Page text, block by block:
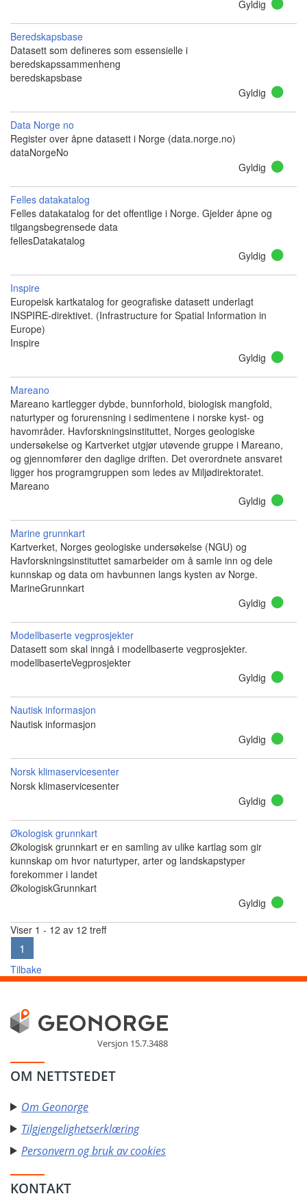
Gyldig
Beredskapsbase
Datasett som defineres som essensielle i
beredskapssammenheng
beredskapsbase
Gyldig
Data Norge no
Register over åpne datasett i Norge (data.norge.no)
dataNorgeNo
Gyldig
Felles datakatalog
Felles datakatalog for det offentlige i Norge. Gjelder åpne og
tilgangsbegrensede data
fellesDatakatalog
Gyldig
Inspire
Europeisk kartkatalog for geografiske datasett underlagt
INSPIRE-direktivet. (Infrastructure for Spatial Information in
Europe)
Inspire
Gyldig
Mareano
Mareano kartlegger dybde, bunnforhold, biologisk mangfold,
naturtyper og forurensning i sedimentene i norske kyst- og
havområder. Havforskningsinstituttet, Norges geologiske
undersøkelse og Kartverket utgjør utøvende gruppe i Mareano,
og gjennomfører den daglige driften. Det overordnete ansvaret
ligger hos programgruppen som ledes av Miljødirektoratet.
Mareano
Gyldig
Marine grunnkart
Kartverket, Norges geologiske undersøkelse (NGU) og
Havforskningsinstituttet samarbeider om å samle inn og dele
kunnskap og data om havbunnen langs kysten av Norge.
MarineGrunnkart
Gyldig
Modellbaserte vegprosjekter
Datasett som skal inngå i modellbaserte vegprosjekter.
modellbaserteVegprosjekter
Gyldig
Nautisk informasjon
Nautisk informasjon
Gyldig
Norsk klimaservicesenter
Norsk klimaservicesenter
Gyldig
Økologisk grunnkart
Økologisk grunnkart er en samling av ulike kartlag som gir
kunnskap om hvor naturtyper, arter og landskapstyper
forekommer i landet
ØkologiskGrunnkart
Gyldig
Viser 1 - 12 av 12 treff
1
Tilbake